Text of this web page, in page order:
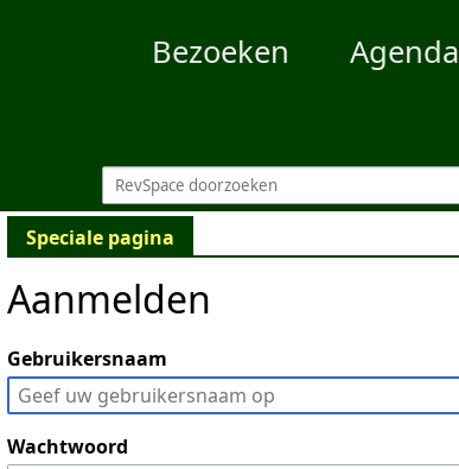
Bezoeken Agenda
Speciale pagina
Aanmelden
Gebruikersnaam
Wachtwoord